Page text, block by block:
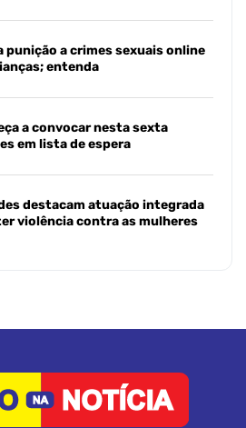
punição a crimes sexuais online
entenda
a convocar nesta sexta
em lista de espera
destacam atuação integrada
violência contra as mulheres